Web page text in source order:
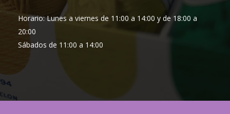
Horario: Lunes a viernes de 11:00 a 14:00 y de 18:00 a
20:00
Sábados de 11:00 a 14:00